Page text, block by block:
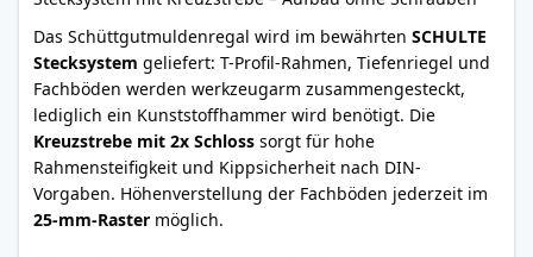
Das Schüttgutmuldenregal wird im bewährten SCHULTE
Stecksystem geliefert: T-Profil-Rahmen, Tiefenriegel und
Fachböden werden werkzeugarm zusammengesteckt,
lediglich ein Kunststoffhammer wird benötigt. Die
Kreuzstrebe mit 2x Schloss sorgt für hohe
Rahmensteifigkeit und Kippsicherheit nach DIN-
Vorgaben. Höhenverstellung der Fachböden jederzeit im
25-mm-Raster möglich.